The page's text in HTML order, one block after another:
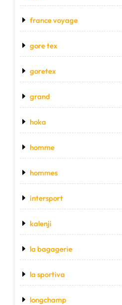
france voyage
gore tex
goretex
grand
hoka
homme
hommes
intersport
kalenji
la bagagerie
la sportiva
longchamp